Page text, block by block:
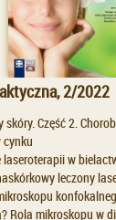
2/2022
skóry. Część 2.
w
leczony
Rola mikroskopu w